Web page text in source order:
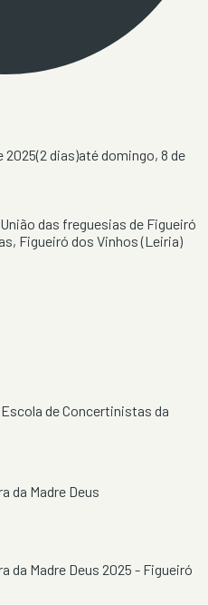
2025(2 dias)atédomingo, 8 de
das freguesias de Figueiró
, Figueiró dos Vinhos(Leiria)
de Concertinistas da
da Madre Deus
da Madre Deus 2025 - Figueiró